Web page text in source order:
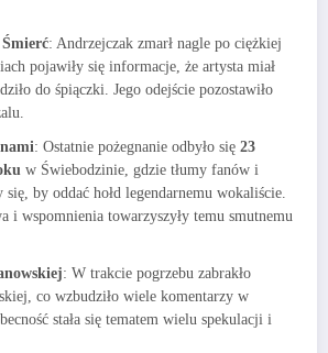
: Andrzejczak zmarł nagle po ciężkiej
pojawiły się informacje, że artysta miał
do śpiączki. Jego odejście pozostawiło
: Ostatnie pożegnanie odbyło się 23
w Świebodzinie, gdzie tłumy fanów i
się, by oddać hołd legendarnemu wokaliście.
i wspomnienia towarzyszyły temu smutnemu
: W trakcie pogrzebu zabrakło
co wzbudziło wiele komentarzy w
stała się tematem wielu spekulacji i